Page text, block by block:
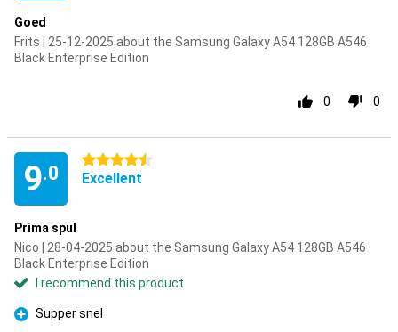
Goed
Frits | 25-12-2025 about the Samsung Galaxy A54 128GB A546
Black Enterprise Edition
0 0
9.0
4.5 stars
Excellent
Prima spul
Nico | 28-04-2025 about the Samsung Galaxy A54 128GB A546
Black Enterprise Edition
I recommend this product
Pro
Supper snel